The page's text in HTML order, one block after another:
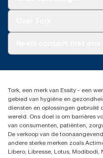
Dispenserklacht
02 766 05 30
Essity Belgium NV
Berkenlaan 8B
1831 MACHELEN
Tork, een merk van Essity - een
gebied van hygiëne en
diensten en oplossingen gebruikt
wereld. Ons doel is om barrières
van consumenten, patiënten,
De verkoop van de
andere sterke merken zoals
Libero, Libresse, Lotus, Modibodi,